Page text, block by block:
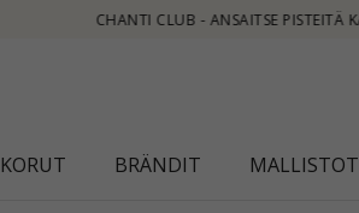
TÄSTÄ
KORUT BRÄNDIT MALLISTOT